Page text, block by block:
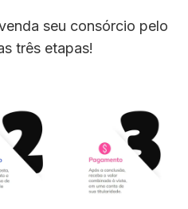
seu consórcio pelo
três etapas!